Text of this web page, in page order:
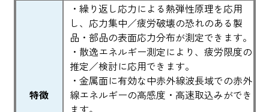
特徴
・繰り返し応力による熱弾性原理を応用
し、応力集中／疲労破壊の恐れのある製
品・部品の表面応力分布が測定できます。
・散逸エネルギー測定により、疲労限度の
推定／検討に応用できます。
・金属面に有効な中赤外線波長域での赤外
線エネルギーの高感度・高速取込みができ